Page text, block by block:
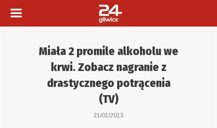
Miała 2 promile alkoholu we
krwi. Zobacz nagranie z
drastycznego potrącenia
(TV)
21/01/2013